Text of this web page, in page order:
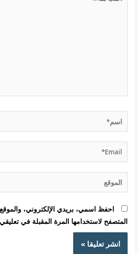
اسم*
Email*
الموقع
احفظ اسمي، بريدي الإلكتروني،
المتصفح لاستخدامها المرة المقبلة في